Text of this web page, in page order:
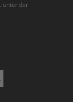
unter der